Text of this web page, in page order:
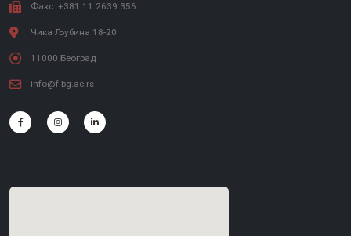
Факс: +381 11 2639 356
Чика Љубина 18-20
11000 Београд
info@f.bg.ac.rs